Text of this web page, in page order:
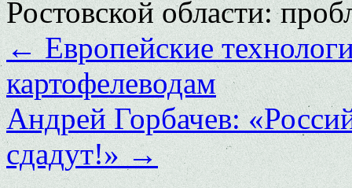
Ростовской области:
←Европейские
картофелеводам
Андрей Горбачев:
сдадут!»→